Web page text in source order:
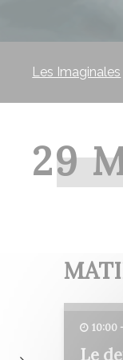
Les Imaginales
29
10:00
Le